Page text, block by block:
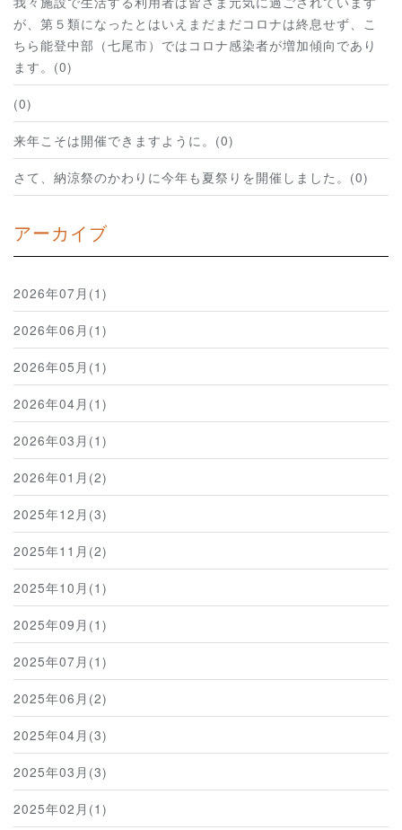
が、第５類になったとはいえまだまだコロナは終息せず、こ
ちら能登中部（七尾市）ではコロナ感染者が増加傾向であり
ます。(0)
(0)
来年こそは開催できますように。(0)
さて、納涼祭のかわりに今年も夏祭りを開催しました。(0)
アーカイブ
2026年07月(1)
2026年06月(1)
2026年05月(1)
2026年04月(1)
2026年03月(1)
2026年01月(2)
2025年12月(3)
2025年11月(2)
2025年10月(1)
2025年09月(1)
2025年07月(1)
2025年06月(2)
2025年04月(3)
2025年03月(3)
2025年02月(1)